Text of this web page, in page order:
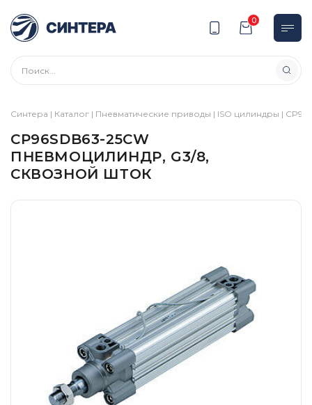
0
Синтера | Каталог | Пневматические приводы | ISO цилиндры | CP96
CP96SDB63-25CW
ПНЕВМОЦИЛИНДР, G3/8,
СКВОЗНОЙ ШТОК